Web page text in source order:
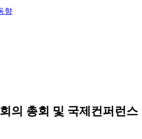
향
의 총회 및 국제컨퍼런스